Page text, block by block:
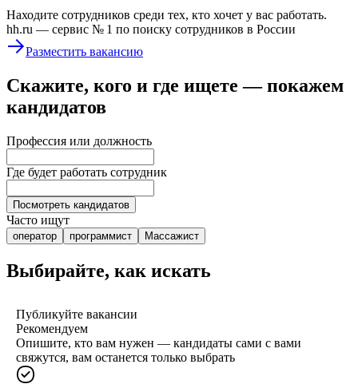
Находите сотрудников среди тех, кто хочет у вас работать.
hh.ru — сервис № 1 по поиску сотрудников в России
Разместить вакансию
Скажите, кого и где ищете — покажем
кандидатов
Профессия или должность
Где будет работать сотрудник
Посмотреть кандидатов
Часто ищут
оператор программист Массажист
Выбирайте, как искать
Публикуйте вакансии
Рекомендуем
Опишите, кто вам нужен — кандидаты сами с вами
свяжутся, вам останется только выбрать